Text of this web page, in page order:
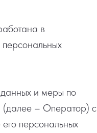
в
и меры по
(далее – Оператор) с
персональных